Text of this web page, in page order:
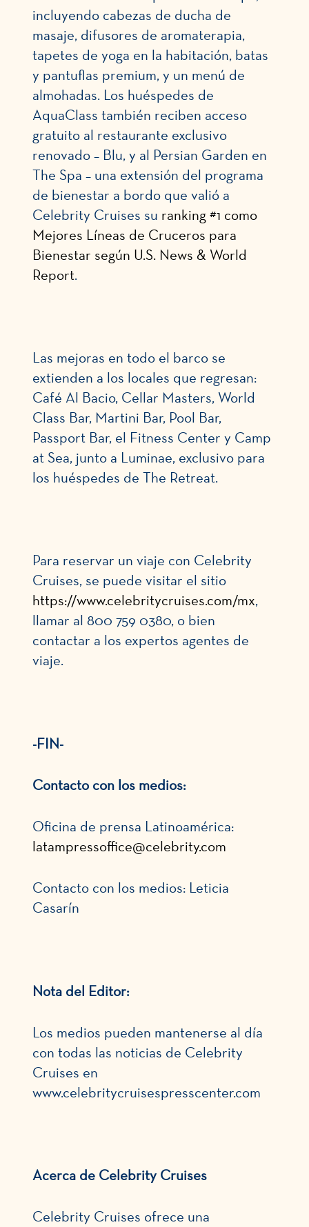
incluyendo cabezas de ducha de
masaje, difusores de aromaterapia,
tapetes de yoga en la habitación, batas
y pantuflas premium, y un menú de
almohadas. Los huéspedes de
AquaClass también reciben acceso
gratuito al restaurante exclusivo
renovado – Blu, y al Persian Garden en
The Spa – una extensión del programa
de bienestar a bordo que valió a
Celebrity Cruises su ranking #1 como
Mejores Líneas de Cruceros para
Bienestar según U.S. News & World
Report.
Las mejoras en todo el barco se
extienden a los locales que regresan:
Café Al Bacio, Cellar Masters, World
Class Bar, Martini Bar, Pool Bar,
Passport Bar, el Fitness Center y Camp
at Sea, junto a Luminae, exclusivo para
los huéspedes de The Retreat.
Para reservar un viaje con Celebrity
Cruises, se puede visitar el sitio
https://www.celebritycruises.com/mx,
llamar al 800 759 0380, o bien
contactar a los expertos agentes de
viaje.
-FIN-
Contacto con los medios:
Oficina de prensa Latinoamérica:
latampressoffice@celebrity.com
Contacto con los medios: Leticia
Casarín
Nota del Editor:
Los medios pueden mantenerse al día
con todas las noticias de Celebrity
Cruises en
www.celebritycruisespresscenter.com
Acerca de Celebrity Cruises
Celebrity Cruises ofrece una